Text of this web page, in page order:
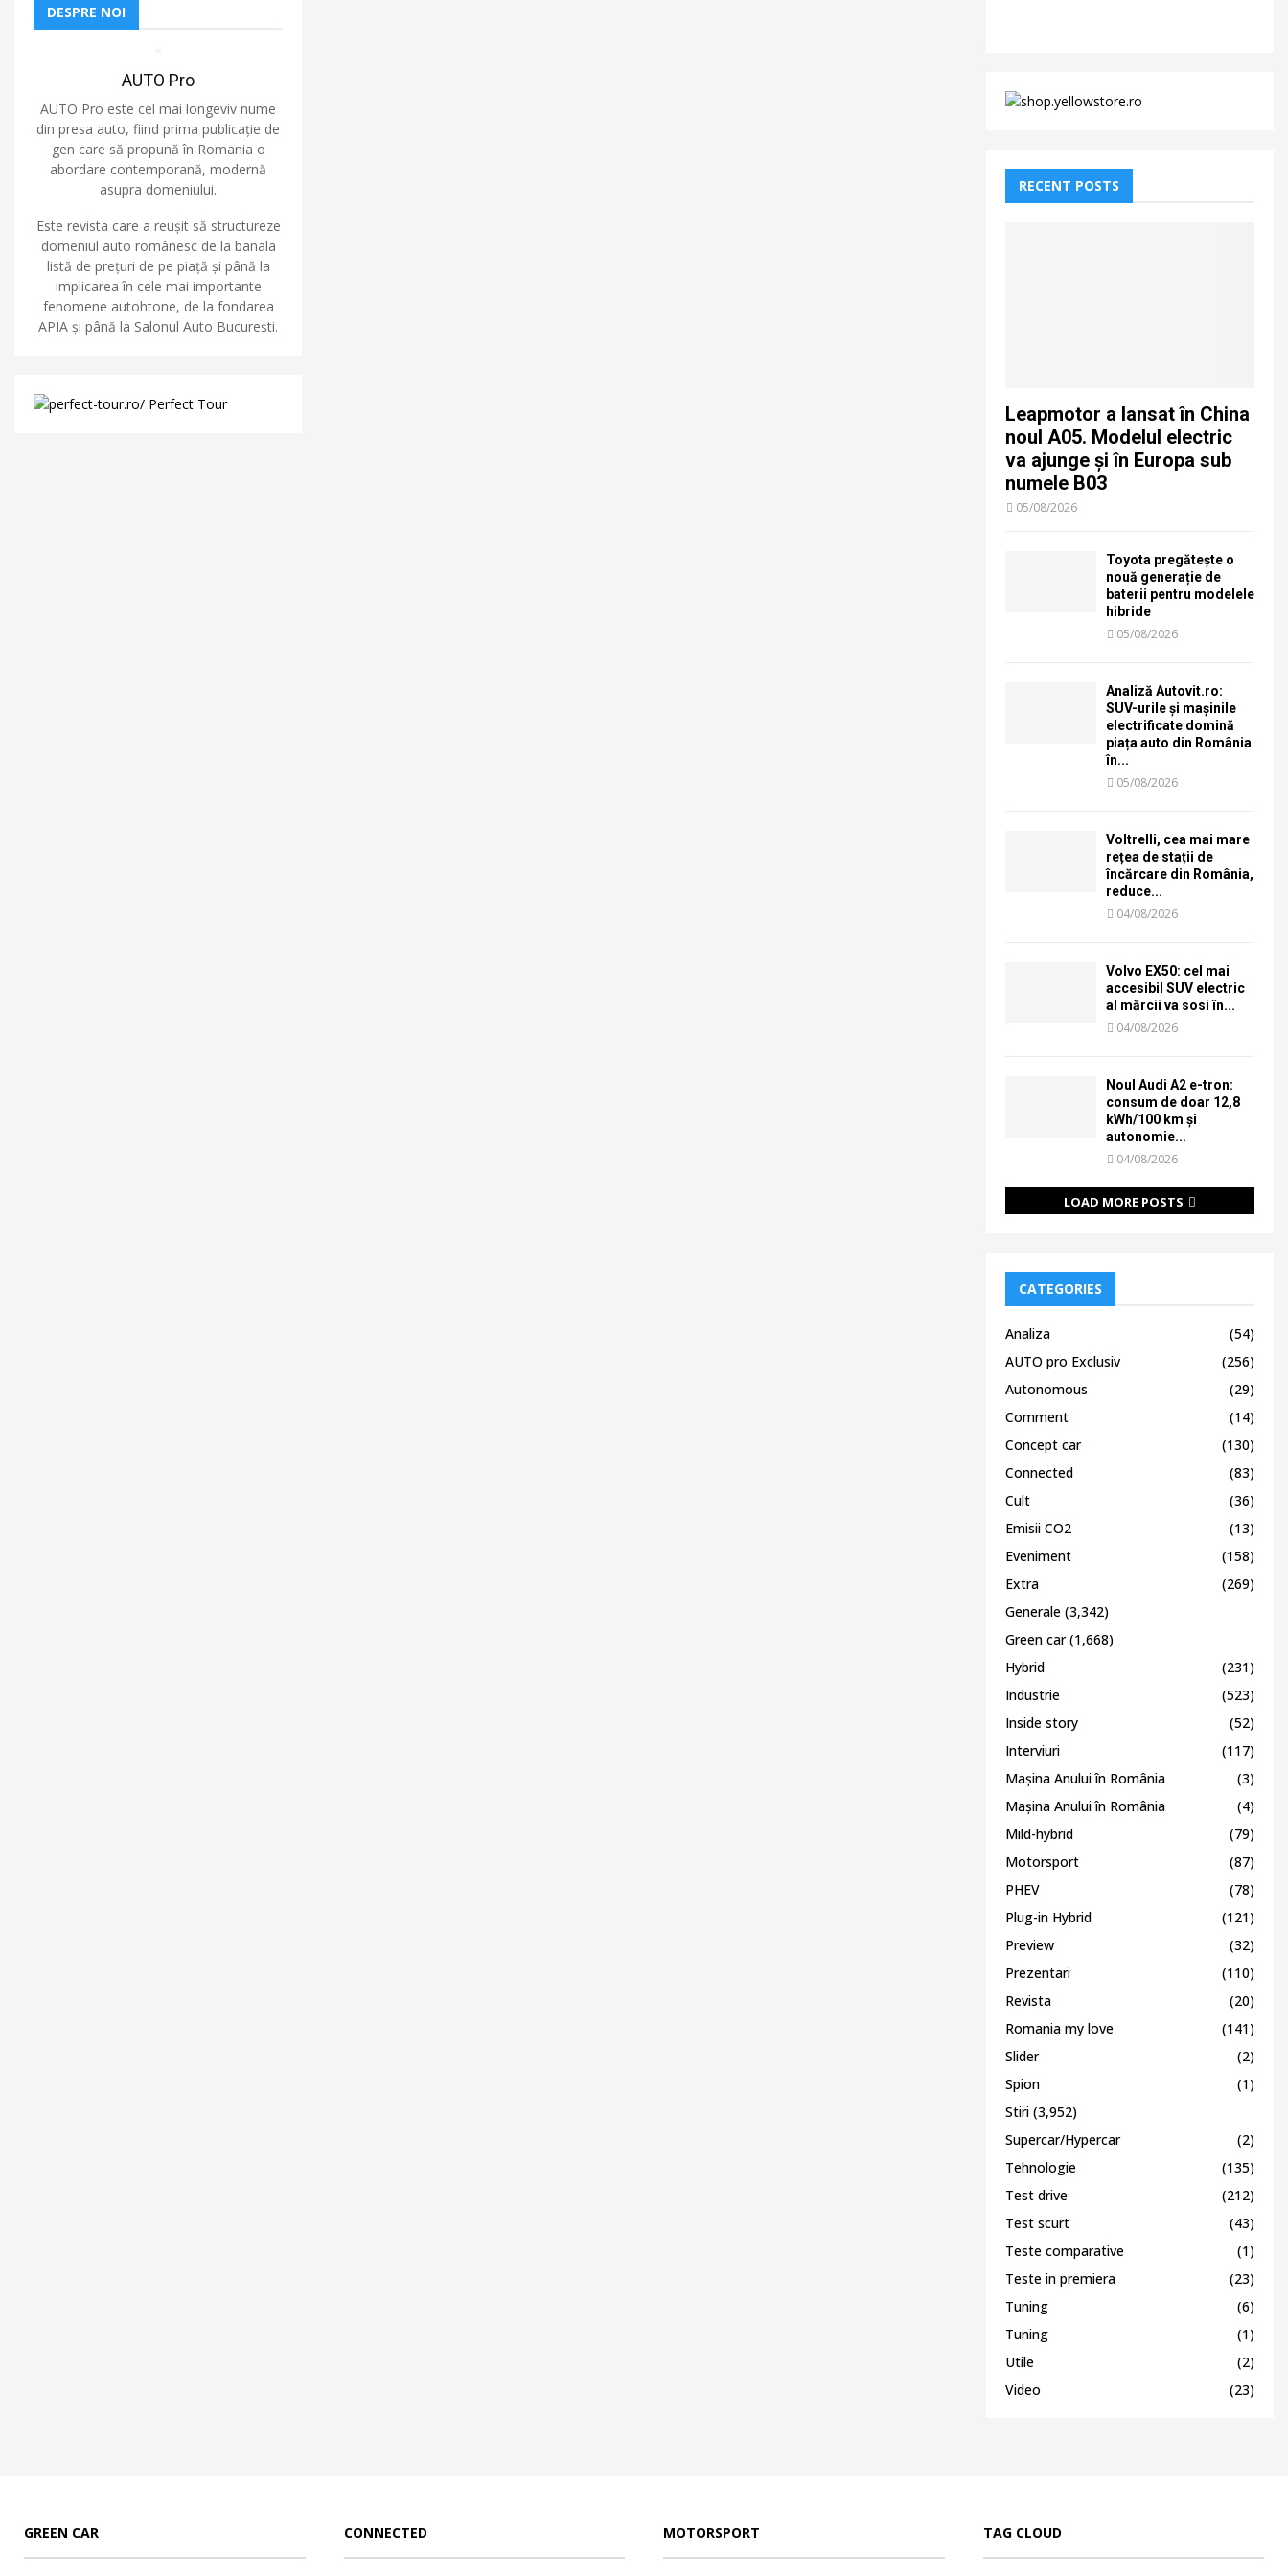
DESPRE NOI
AUTO Pro
AUTO Pro este cel mai longeviv nume
din presa auto, fiind prima publicație de
gen care să propună în Romania o
abordare contemporană, modernă
asupra domeniului.
Este revista care a reușit să structureze
domeniul auto românesc de la banala
listă de prețuri de pe piață și până la
implicarea în cele mai importante
fenomene autohtone, de la fondarea
APIA și până la Salonul Auto București.
RECENT POSTS
Leapmotor a lansat în China
noul A05. Modelul electric
va ajunge și în Europa sub
numele B03
05/08/2026
Toyota pregătește o
nouă generație de
baterii pentru modelele
hibride
05/08/2026
Analiză Autovit.ro:
SUV-urile și mașinile
electrificate domină
piața auto din România
în...
05/08/2026
Voltrelli, cea mai mare
rețea de stații de
încărcare din România,
reduce...
04/08/2026
Volvo EX50: cel mai
accesibil SUV electric
al mărcii va sosi în...
04/08/2026
Noul Audi A2 e-tron:
consum de doar 12,8
kWh/100 km și
autonomie...
04/08/2026
LOAD MORE POSTS
CATEGORIES
Analiza
(54)
AUTO pro Exclusiv
(256)
Autonomous
(29)
Comment
(14)
Concept car
(130)
Connected
(83)
Cult
(36)
Emisii CO2
(13)
Eveniment
(158)
Extra
(269)
Generale (3,342)
Green car(1,668)
Hybrid
(231)
Industrie
(523)
Inside story
(52)
Interviuri
(117)
Mașina Anului în România
(3)
Mașina Anului în România
(4)
Mild-hybrid
(79)
Motorsport
(87)
PHEV
(78)
Plug-in Hybrid
(121)
Preview
(32)
Prezentari
(110)
Revista
(20)
Romania my love
(141)
Slider
(2)
Spion
(1)
Stiri (3,952)
Supercar/Hypercar
(2)
Tehnologie
(135)
Test drive
(212)
Test scurt
(43)
Teste comparative
(1)
Teste in premiera
(23)
Tuning
(6)
Tuning
(1)
Utile
(2)
Video
(23)
GREEN CAR CONNECTED MOTORSPORT TAG CLOUD